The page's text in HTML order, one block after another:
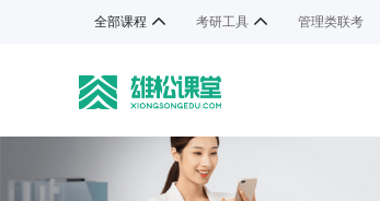
全部课程 考研工具 管理类联考